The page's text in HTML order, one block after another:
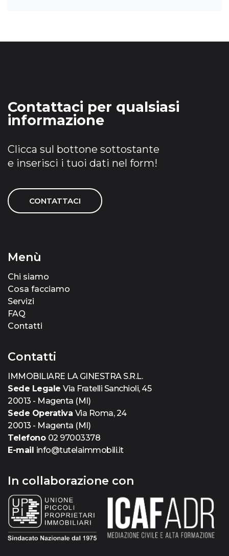
Contattaci per qualsiasi
informazione
Clicca sul bottone sottostante
e inserisci i tuoi dati nel form!
CONTATTACI
In collaborazione con
Menù
Chi siamo
Cosa facciamo
Servizi
FAQ
Contatti
Contatti
IMMOBILIARE LA GINESTRA S.R.L.
Sede Legale Via Fratelli Sanchioli, 45
20013 - Magenta (MI)
Sede Operativa Via Roma, 24
20013 - Magenta (MI)
Telefono 02 97003378
E-mail info@tutelaimmobili.it